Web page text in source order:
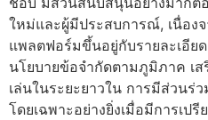
ใหม่และผู้มีประสบการณ์, เนื่อง
แพลตฟอร์มขึ้นอยู่กับรายละเอีย
นโยบายข้อจำกัดตามภูมิภาค เส
เล่นในระยะยาวใน การมีส่วนร่
โดยเฉพาะอย่างยิ่งเมื่อมีการเป